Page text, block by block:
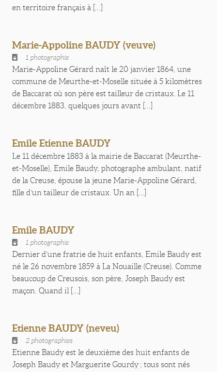
en territoire français à [...]
Marie-Appoline BAUDY (veuve)
1 photographie
Marie-Appoline Gérard naît le 20 janvier 1864, une
commune de Meurthe-et-Moselle située à 5 kilomètres
de Baccarat où son père est tailleur de cristaux. Le 11
décembre 1883, quelques jours avant [...]
Emile Etienne BAUDY
Le 11 décembre 1883 à la mairie de Baccarat (Meurthe-
et-Moselle), Emile Baudy, photographe ambulant, natif
de la Creuse, épouse la jeune Marie-Appoline Gérard,
fille d’un tailleur de cristaux. Un an [...]
Emile BAUDY
1 photographie
Dernier d’une fratrie de huit enfants, Emile Baudy est
né le 26 novembre 1859 à La Nouaille (Creuse). Comme
beaucoup de Creusois, son père, Joseph Baudy est
maçon. Quand il [...]
Etienne BAUDY (neveu)
2 photographies
Etienne Baudy est le deuxième des huit enfants de
Joseph Baudy et Marguerite Gourdy ; tous sont nés